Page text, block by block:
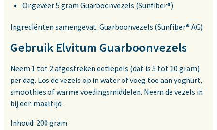
Ongeveer 5 gram Guarboonvezels (Sunfiber®)
Ingrediënten samengevat: Guarboonvezels (Sunfiber® AG)
Gebruik Elvitum Guarboonvezels
Neem 1 tot 2 afgestreken eetlepels (dat is 5 tot 10 gram)
per dag. Los de vezels op in water of voeg toe aan yoghurt,
smoothies of warme voedingsmiddelen. Neem de vezels in
bij een maaltijd.
Inhoud: 200 gram